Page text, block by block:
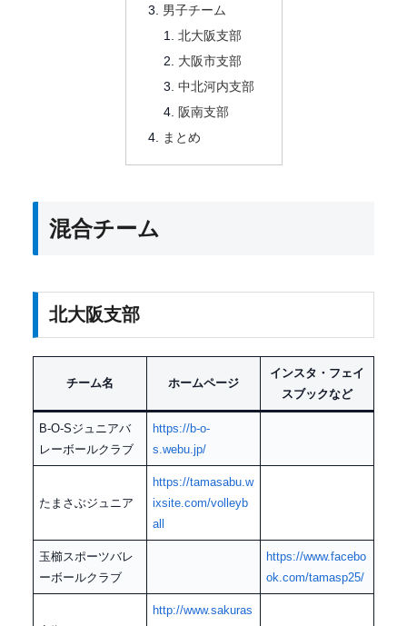
男子チーム
北大阪支部
大阪市支部
中北河内支部
阪南支部
まとめ
混合チーム
北大阪支部
チーム名 ホームページ
インスタ・フェイ
スブックなど
B-O-Sジュニアバ
レーボールクラブ
https://b-o-
s.webu.jp/
たまさぶジュニア
https://tamasabu.w
ixsite.com/volleyb
all
玉櫛スポーツバレ
ーボールクラブ
https://www.facebo
ok.com/tamasp25/
http://www.sakuras